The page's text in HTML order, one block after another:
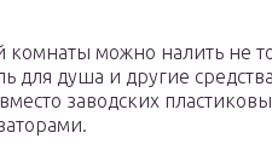
комнаты можно налить не
для душа и другие
заводских